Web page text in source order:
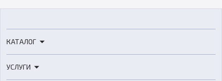
КАТАЛОГ
3D-сканеры
УСЛУГИ